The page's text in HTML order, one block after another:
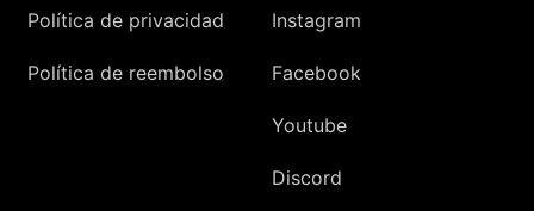
Política de privacidad
Política de reembolso
Instagram
Facebook
Youtube
Discord